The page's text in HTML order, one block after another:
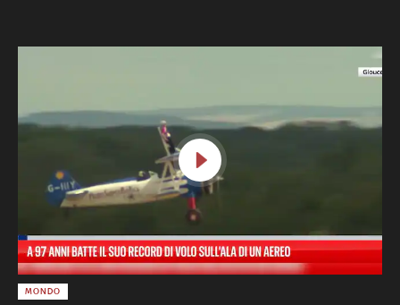
MONDO